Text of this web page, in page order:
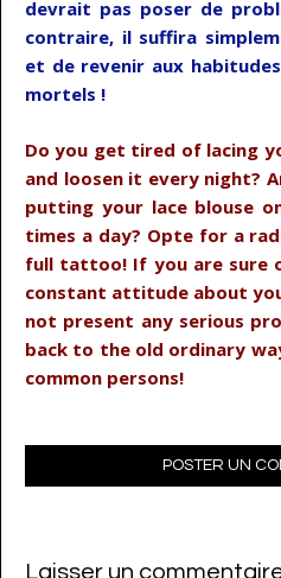
devrait pas poser de
contraire, il suffira
et de revenir aux
mortels !
Do you get tired of lacing
and loosen it every night?
putting your lace blouse
times a day? Opte for a
full tattoo! If you are sure
constant attitude about
not present any serious
back to the old ordinary
common persons!
POSTER UN
Laisser un